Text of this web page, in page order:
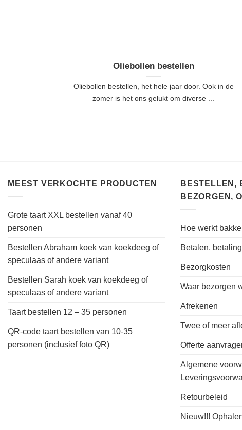
Oliebollen bestellen
Oliebollen bestellen, het hele jaar door. Ook in de
zomer is het ons gelukt om diverse ...
MEEST VERKOCHTE PRODUCTEN
Grote taart XXL bestellen vanaf 40
personen
Bestellen Abraham koek van koekdeeg of
speculaas of andere variant
Bestellen Sarah koek van koekdeeg of
speculaas of andere variant
Taart bestellen 12 – 35 personen
QR-code taart bestellen van 10-35
personen (inclusief foto QR)
BESTELLEN,
BEZORGEN,
Hoe werkt
Betalen,
Bezorgkosten
Waar bezorgen
Afrekenen
Twee of meer
Offerte
Algemene
Retourbeleid
Nieuw!!!